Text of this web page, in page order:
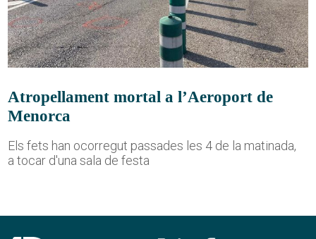
Atropellament mortal a l’Aeroport de
Menorca
Els fets han ocorregut passades les 4 de la matinada,
a tocar d'una sala de festa